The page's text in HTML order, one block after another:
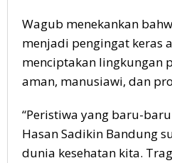
Wagub menekankan
menjadi pengingat keras
menciptakan lingkungan
aman, manusiawi, dan
“Peristiwa yang baru-
Hasan Sadikin Bandung
dunia kesehatan kita.